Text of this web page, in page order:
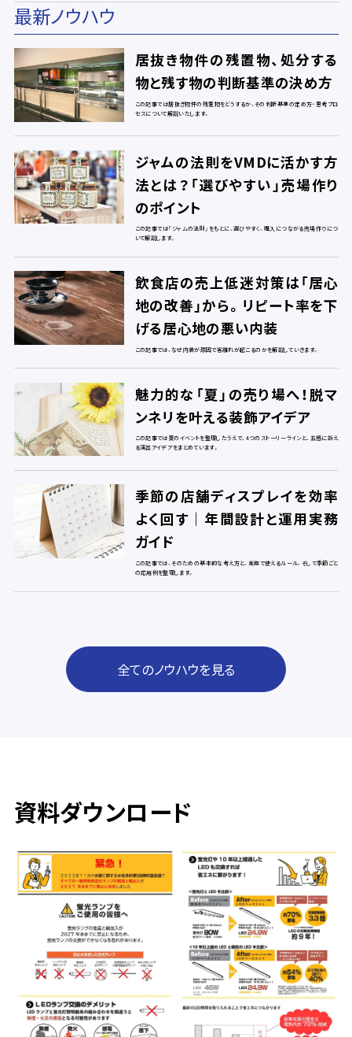
最新ノウハウ
居抜き物件の残置物、処分する
物と残す物の判断基準の決め方
この記事では居抜き物件の残置物をどうするか、その判断基準の定め方・思考プロ
セスについて解説いたします。
ジャムの法則をVMDに活かす方
法とは？「選びやすい」売場作り
のポイント
この記事では「ジャムの法則」をもとに、選びやすく、購入につながる売場作りにつ
いて解説します。
飲食店の売上低迷対策は「居心
地の改善」から。リピート率を下
げる居心地の悪い内装
この記事では、なぜ内装が原因で客離れが起こるのかを解説していきます。
魅力的な「夏」の売り場へ！脱マ
ンネリを叶える装飾アイデア
この記事では夏のイベントを整理したうえで、4つのストーリーラインと、五感に訴え
る演出アイデアをまとめています。
季節の店舗ディスプレイを効率
よく回す｜年間設計と運用実務
ガイド
この記事では、そのための基本的な考え方と、実務で使えるルール、そして季節ごと
の応用例を整理します。
全てのノウハウを見る
資料ダウンロード